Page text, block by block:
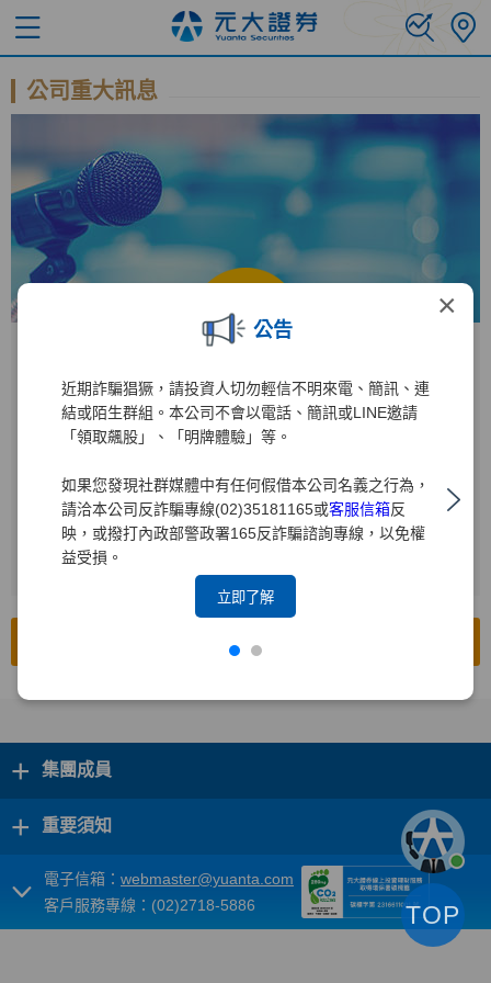
×
公告
近期詐騙猖獗，請投資人切勿輕信不明來電、簡訊、連
結或陌生群組。本公司不會以電話、簡訊或LINE邀請
「領取飆股」、「明牌體驗」等。
如果您發現社群媒體中有任何假借本公司名義之行為，
請洽本公司反詐騙專線(02)35181165或客服信箱反
映，或撥打內政部警政署165反詐騙諮詢專線，以免權
益受損。
立即了解
公司重大訊息
公開資訊觀測站
進入公開資訊觀測站後
1 輸入公司代碼：2885
2
輸入查詢年度
前往公開資訊觀測站
+ 集團成員
+ 重要須知
電子信箱： webmaster@yuanta.com
客戶服務專線：(02)2718-5886
TOP